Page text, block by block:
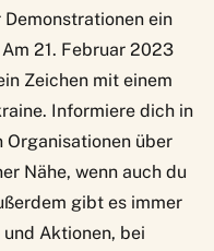
ein
21. Februar 2023
Zeichen mit einem
Informiere dich in
Organisationen über
Nähe, wenn auch du
gibt es immer
und Aktionen, bei